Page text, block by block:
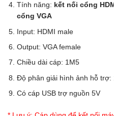
Tính năng: kết nối cổng
cổng VGA
Input: HDMI male
Output: VGA female
Chiều dài cáp: 1M5
Độ phân giải hình ảnh hỗ trợ:
Có cáp USB trợ nguồn 5V